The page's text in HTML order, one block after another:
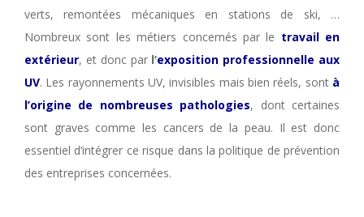
verts, remontées mécaniques en stations de ski, …
Nombreux sont les métiers concernés par le travail en
extérieur, et donc par l’exposition professionnelle aux
UV. Les rayonnements UV, invisibles mais bien réels, sont à
l’origine de nombreuses pathologies, dont certaines
sont graves comme les cancers de la peau. Il est donc
essentiel d’intégrer ce risque dans la politique de prévention
des entreprises concernées.